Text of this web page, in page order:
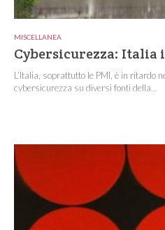
MISCELLANEA
Cybersicurezza: Italia
L’Italia, soprattutto le PMI, è in ritardo
cybersicurezza su diversi fonti della...